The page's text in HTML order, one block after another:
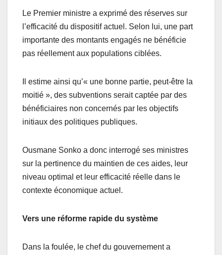
Le Premier ministre a exprimé des réserves sur
l’efficacité du dispositif actuel. Selon lui, une part
importante des montants engagés ne bénéficie
pas réellement aux populations ciblées.
Il estime ainsi qu’« une bonne partie, peut-être la
moitié », des subventions serait captée par des
bénéficiaires non concernés par les objectifs
initiaux des politiques publiques.
Ousmane Sonko a donc interrogé ses ministres
sur la pertinence du maintien de ces aides, leur
niveau optimal et leur efficacité réelle dans le
contexte économique actuel.
Vers une réforme rapide du système
Dans la foulée, le chef du gouvernement a